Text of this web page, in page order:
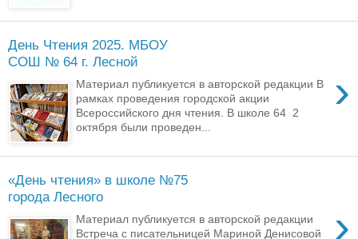
День Чтения 2025. МБОУ
СОШ № 64 г. Лесной
›
Материал публикуется в авторской редакции В
рамках проведения городской акции
Всероссийского дня чтения. В школе 64 2
октября были проведен...
«День чтения» в школе №75
города Лесного
›
Материал публикуется в авторской редакции
Встреча с писательницей Мариной Денисовой